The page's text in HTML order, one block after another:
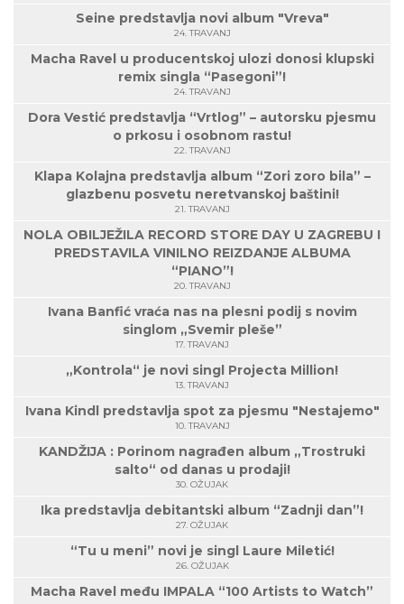
Seine predstavlja novi album "Vreva"
24. TRAVANJ
Macha Ravel u producentskoj ulozi donosi klupski
remix singla “Pasegoni”!
24. TRAVANJ
Dora Vestić predstavlja “Vrtlog” – autorsku pjesmu
o prkosu i osobnom rastu!
22. TRAVANJ
Klapa Kolajna predstavlja album “Zori zoro bila” –
glazbenu posvetu neretvanskoj baštini!
21. TRAVANJ
NOLA OBILJEŽILA RECORD STORE DAY U ZAGREBU I
PREDSTAVILA VINILNO REIZDANJE ALBUMA
“PIANO”!
20. TRAVANJ
Ivana Banfić vraća nas na plesni podij s novim
singlom „Svemir pleše”
17. TRAVANJ
„Kontrola“ je novi singl Projecta Million!
13. TRAVANJ
Ivana Kindl predstavlja spot za pjesmu "Nestajemo"
10. TRAVANJ
KANDŽIJA : Porinom nagrađen album „Trostruki
salto“ od danas u prodaji!
30. OŽUJAK
Ika predstavlja debitantski album “Zadnji dan”!
27. OŽUJAK
“Tu u meni” novi je singl Laure Miletić!
26. OŽUJAK
Macha Ravel među IMPALA “100 Artists to Watch”